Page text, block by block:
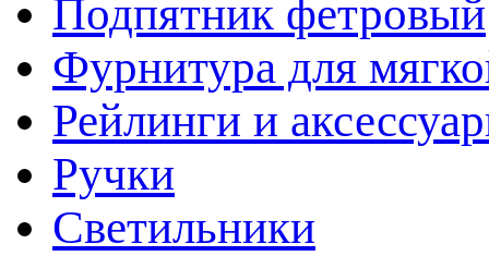
Подпятник фетровый
Фурнитура для
Рейлинги и
Ручки
Светильники